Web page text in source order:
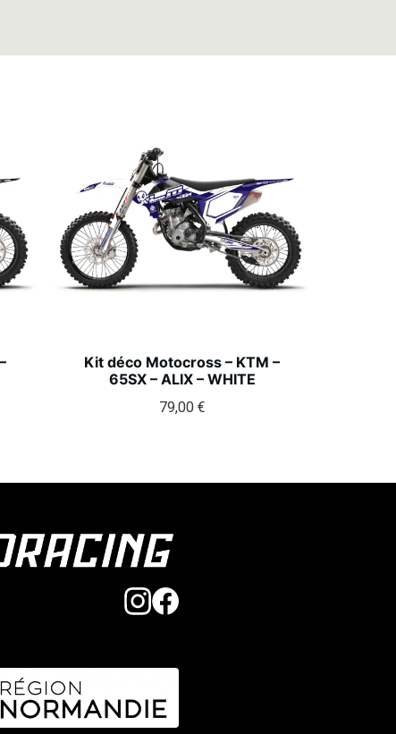
Kit déco Motocross – KTM –
65SX – ALIX – WHITE
79,00 €